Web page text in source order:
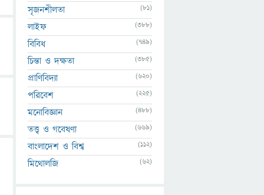
সৃজনশীলতা (81)
লাইফ (388)
বিবিধ (749)
চিন্তা ও দক্ষতা (385)
প্রাণিবিদ্যা (620)
পরিবেশ (225)
মনোবিজ্ঞান (488)
তত্ত্ব ও গবেষণা (669)
বাংলাদেশ ও বিশ্ব (112)
মিথোলজি (62)